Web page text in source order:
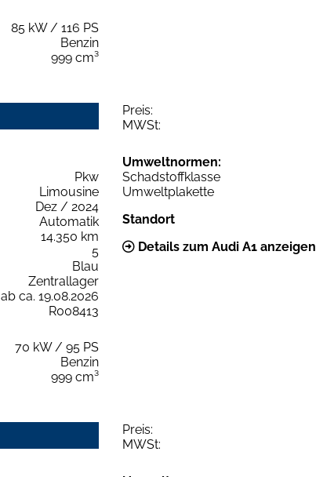
85 kW / 116 PS
Benzin
999 cm³
Preis:
MWSt:
Pkw
Limousine
Dez / 2024
Automatik
14.350 km
5
Blau
Zentrallager
ab ca. 19.08.2026
R008413
70 kW / 95 PS
Benzin
999 cm³
Umweltnormen:
Schadstoffklasse
Umweltplakette
Standort
Details zum Audi A1 anzeigen
Preis:
MWSt: